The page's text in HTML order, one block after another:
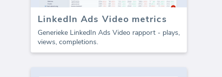
LinkedIn Ads Video metrics
Generieke LinkedIn Ads Video rapport - plays,
views, completions.